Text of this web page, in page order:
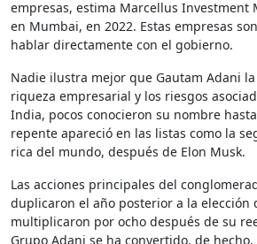
empresas, estima Marcellus Investment
en Mumbai, en 2022. Estas empresas
hablar directamente con el gobierno.
Nadie ilustra mejor que Gautam Adani
riqueza empresarial y los riesgos
India, pocos conocieron su nombre
repente apareció en las listas como la
rica del mundo, después de Elon Musk.
Las acciones principales del
duplicaron el año posterior a la elección
multiplicaron por ocho después de su
Grupo Adani se ha convertido, de